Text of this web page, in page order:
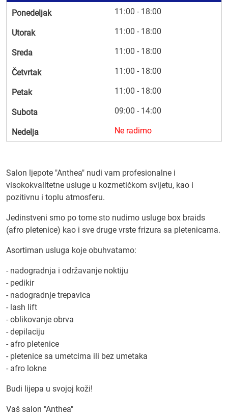
Salon ljepote "Anthea" nudi vam profesionalne i
visokokvalitetne usluge u kozmetičkom svijetu, kao i
pozitivnu i toplu atmosferu.
Jedinstveni smo po tome sto nudimo usluge box braids
(afro pletenice) kao i sve druge vrste frizura sa pletenicama.
Asortiman usluga koje obuhvatamo:
- nadogradnja i održavanje noktiju
- pedikir
- nadogradnje trepavica
- lash lift
- oblikovanje obrva
- depilaciju
- afro pletenice
- pletenice sa umetcima ili bez umetaka
- afro lokne
Budi lijepa u svojoj koži!
Vaš salon "Anthea"
Ponedeljak 11:00 - 18:00
Utorak 11:00 - 18:00
Sreda 11:00 - 18:00
Četvrtak 11:00 - 18:00
Petak 11:00 - 18:00
Subota 09:00 - 14:00
Nedelja Ne radimo